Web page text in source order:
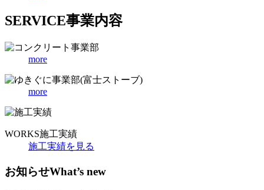
SERVICE事業内容
more
more
WORKS施工実績
施工実績を見る
お知らせWhat’s new